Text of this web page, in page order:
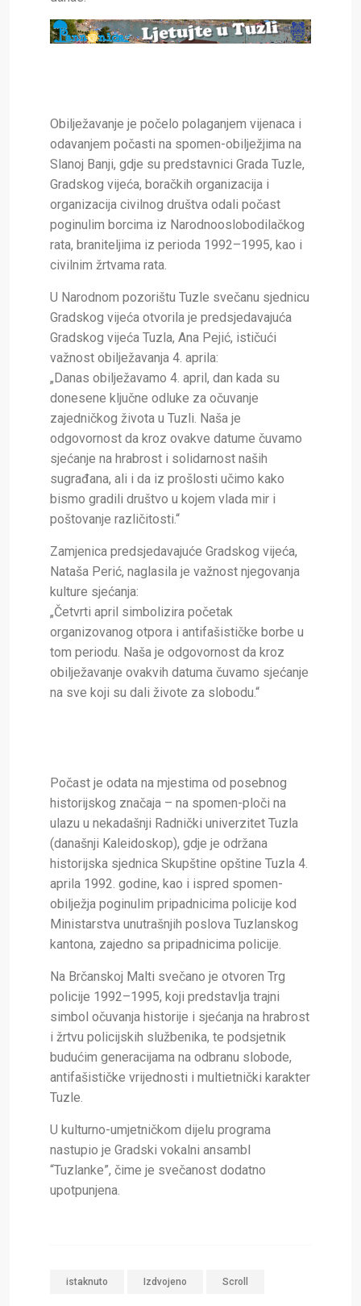
Obilježavanje je počelo polaganjem vijenaca i
odavanjem počasti na spomen-obilježjima na
Slanoj Banji, gdje su predstavnici Grada Tuzle,
Gradskog vijeća, boračkih organizacija i
organizacija civilnog društva odali počast
poginulim borcima iz Narodnooslobodilačkog
rata, braniteljima iz perioda 1992–1995, kao i
civilnim žrtvama rata.
U Narodnom pozorištu Tuzle svečanu sjednicu
Gradskog vijeća otvorila je predsjedavajuća
Gradskog vijeća Tuzla, Ana Pejić, ističući
važnost obilježavanja 4. aprila:
„Danas obilježavamo 4. april, dan kada su
donesene ključne odluke za očuvanje
zajedničkog života u Tuzli. Naša je
odgovornost da kroz ovakve datume čuvamo
sjećanje na hrabrost i solidarnost naših
sugrađana, ali i da iz prošlosti učimo kako
bismo gradili društvo u kojem vlada mir i
poštovanje različitosti.“
Zamjenica predsjedavajuće Gradskog vijeća,
Nataša Perić, naglasila je važnost njegovanja
kulture sjećanja:
„Četvrti april simbolizira početak
organizovanog otpora i antifašističke borbe u
tom periodu. Naša je odgovornost da kroz
obilježavanje ovakvih datuma čuvamo sjećanje
na sve koji su dali živote za slobodu.“
Počast je odata na mjestima od posebnog
historijskog značaja – na spomen-ploči na
ulazu u nekadašnji Radnički univerzitet Tuzla
(današnji Kaleidoskop), gdje je održana
historijska sjednica Skupštine opštine Tuzla 4.
aprila 1992. godine, kao i ispred spomen-
obilježja poginulim pripadnicima policije kod
Ministarstva unutrašnjih poslova Tuzlanskog
kantona, zajedno sa pripadnicima policije.
Na Brčanskoj Malti svečano je otvoren Trg
policije 1992–1995, koji predstavlja trajni
simbol očuvanja historije i sjećanja na hrabrost
i žrtvu policijskih službenika, te podsjetnik
budućim generacijama na odbranu slobode,
antifašističke vrijednosti i multietnički karakter
Tuzle.
U kulturno-umjetničkom dijelu programa
nastupio je Gradski vokalni ansambl
“Tuzlanke”, čime je svečanost dodatno
upotpunjena.
istaknuto Izdvojeno Scroll